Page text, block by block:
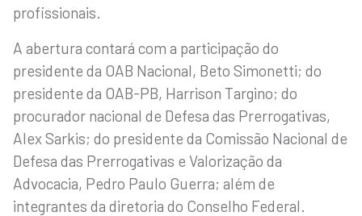
profissionais.
A abertura contará com a participação do
presidente da OAB Nacional, Beto Simonetti; do
presidente da OAB-PB, Harrison Targino; do
procurador nacional de Defesa das Prerrogativas,
Alex Sarkis; do presidente da Comissão Nacional de
Defesa das Prerrogativas e Valorização da
Advocacia, Pedro Paulo Guerra; além de
integrantes da diretoria do Conselho Federal.